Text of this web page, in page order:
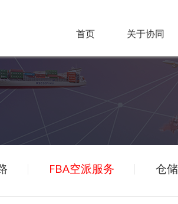
首页 关于协同
FBA空派服务 仓储